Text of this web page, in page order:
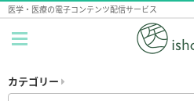
医学・医療の電子コンテンツ配信サービス
カテゴリー